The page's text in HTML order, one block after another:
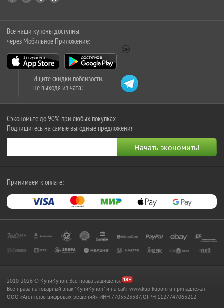
Все наши купоны доступны
через Мобильное Приложение:
Ищите скидки поблизости,
не выходя из чата:
Сэкономьте до 90% при любых покупках
Подпишитесь на самые выгодные предложения
Принимаем к оплате:
2010-2026 © КупиКупон. Все права защищены.
Все права на товарный знак "КупиКупон" и на сайт www.kupikupon.ru принадлежат
OOO «Агентство цифровых решений» ИНН 7705523387, ОГРН 1127747063212